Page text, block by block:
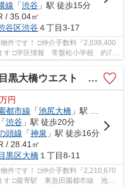
線 「渋谷 」駅 徒歩15分
/ 35.04㎡
谷区渋谷４丁目3-17
件です！ □仲介手数料『2,039,400
す □学区情報 常盤松小学校 約7分
仲介手数料無料＋40万円現金プレゼント中
円
都市線 「池尻大橋」駅 徒歩5分
「渋谷」駅 徒歩20分
頭線 「神泉 」駅 徒歩16分
/ 28.41㎡
黒区大橋１丁目8-11
件です！ □仲介手数料『2,210,670
す □最寄駅 東急田園都市線 池尻